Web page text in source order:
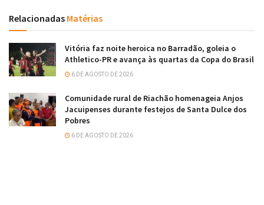
Relacionadas Matérias
Vitória faz noite heroica no Barradão, goleia o
Athletico-PR e avança às quartas da Copa do Brasil
6 DE AGOSTO DE 2026
Comunidade rural de Riachão homenageia Anjos
Jacuipenses durante festejos de Santa Dulce dos
Pobres
6 DE AGOSTO DE 2026